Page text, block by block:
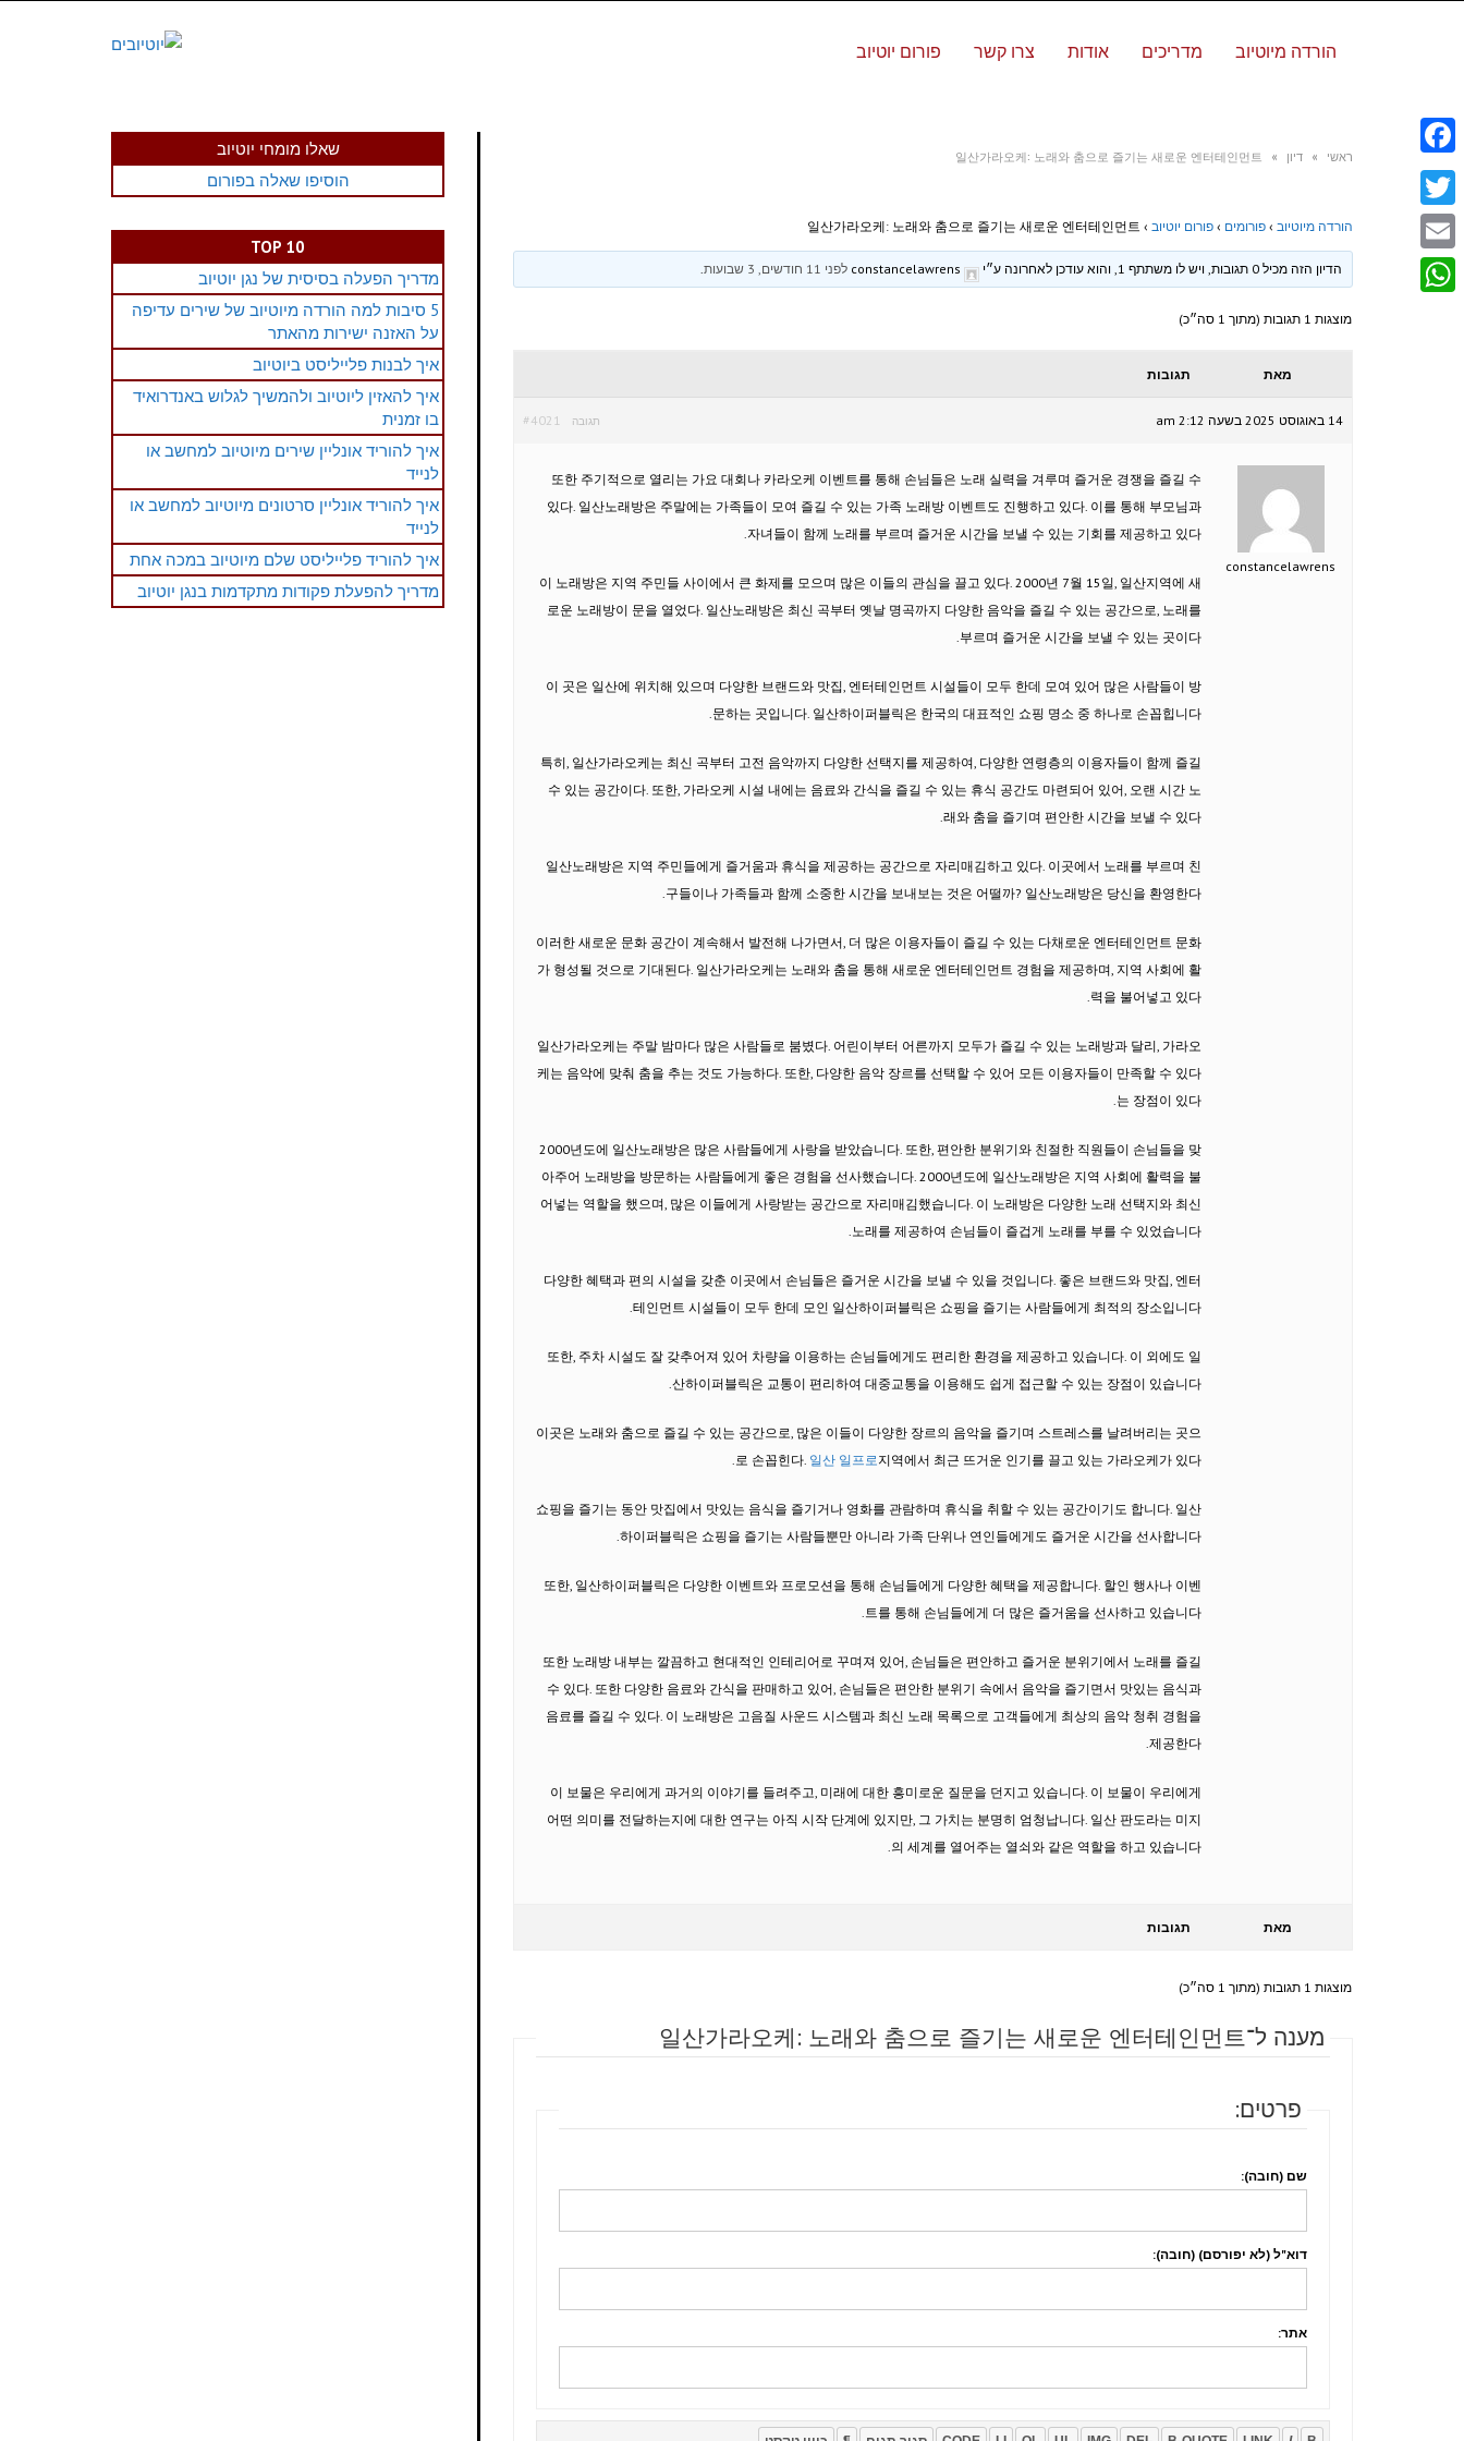
הורדה מיוטיוב מדריכים אודות צרו קשר פורום יוטיוב
ראשי » דיון »
일산가라오케: 노래와 춤으로 즐기는 새로운 엔터테인먼트
הורדה מיוטיוב › פורומים › פורום יוטיוב ›
일산가라오케: 노래와 춤으로 즐기는 새로운 엔터테인먼트
הדיון הזה מכיל 0 תגובות, ויש לו משתתף 1, והוא עודכן לאחרונה ע״י לפני 11 חודשים, 3 שבועות .
מוצגות 1 תגובות (מתוך 1 סה״כ)
מאת תגובות
14 באוגוסט 2025 בשעה 2:12 am #4021 תגובה
constancelawrens
또한 주기적으로 열리는 가요 대회나 카라오케 이벤트를 통해 손님들은 노래 실력을 겨루며 즐거운 경쟁을 즐길 수
있다. 일산노래방은 주말에는 가족들이 모여 즐길 수 있는 가족 노래방 이벤트도 진행하고 있다. 이를 통해 부모님과
자녀들이 함께 노래를 부르며 즐거운 시간을 보낼 수 있는 기회를 제공하고 있다.
이 노래방은 지역 주민들 사이에서 큰 화제를 모으며 많은 이들의 관심을 끌고 있다. 2000년 7월 15일, 일산지역에 새
로운 노래방이 문을 열었다. 일산노래방은 최신 곡부터 옛날 명곡까지 다양한 음악을 즐길 수 있는 공간으로, 노래를
부르며 즐거운 시간을 보낼 수 있는 곳이다.
이 곳은 일산에 위치해 있으며 다양한 브랜드와 맛집, 엔터테인먼트 시설들이 모두 한데 모여 있어 많은 사람들이 방
문하는 곳입니다. 일산하이퍼블릭은 한국의 대표적인 쇼핑 명소 중 하나로 손꼽힙니다.
특히, 일산가라오케는 최신 곡부터 고전 음악까지 다양한 선택지를 제공하여, 다양한 연령층의 이용자들이 함께 즐길
수 있는 공간이다. 또한, 가라오케 시설 내에는 음료와 간식을 즐길 수 있는 휴식 공간도 마련되어 있어, 오랜 시간 노
래와 춤을 즐기며 편안한 시간을 보낼 수 있다.
일산노래방은 지역 주민들에게 즐거움과 휴식을 제공하는 공간으로 자리매김하고 있다. 이곳에서 노래를 부르며 친
구들이나 가족들과 함께 소중한 시간을 보내보는 것은 어떨까? 일산노래방은 당신을 환영한다.
이러한 새로운 문화 공간이 계속해서 발전해 나가면서, 더 많은 이용자들이 즐길 수 있는 다채로운 엔터테인먼트 문화
가 형성될 것으로 기대된다. 일산가라오케는 노래와 춤을 통해 새로운 엔터테인먼트 경험을 제공하며, 지역 사회에 활
력을 불어넣고 있다.
일산가라오케는 주말 밤마다 많은 사람들로 붐볐다. 어린이부터 어른까지 모두가 즐길 수 있는 노래방과 달리, 가라오
케는 음악에 맞춰 춤을 추는 것도 가능하다. 또한, 다양한 음악 장르를 선택할 수 있어 모든 이용자들이 만족할 수 있다
는 장점이 있다.
2000년도에 일산노래방은 많은 사람들에게 사랑을 받았습니다. 또한, 편안한 분위기와 친절한 직원들이 손님들을 맞
아주어 노래방을 방문하는 사람들에게 좋은 경험을 선사했습니다. 2000년도에 일산노래방은 지역 사회에 활력을 불
어넣는 역할을 했으며, 많은 이들에게 사랑받는 공간으로 자리매김했습니다. 이 노래방은 다양한 노래 선택지와 최신
노래를 제공하여 손님들이 즐겁게 노래를 부를 수 있었습니다.
다양한 혜택과 편의 시설을 갖춘 이곳에서 손님들은 즐거운 시간을 보낼 수 있을 것입니다. 좋은 브랜드와 맛집, 엔터
테인먼트 시설들이 모두 한데 모인 일산하이퍼블릭은 쇼핑을 즐기는 사람들에게 최적의 장소입니다.
또한, 주차 시설도 잘 갖추어져 있어 차량을 이용하는 손님들에게도 편리한 환경을 제공하고 있습니다. 이 외에도 일
산하이퍼블릭은 교통이 편리하여 대중교통을 이용해도 쉽게 접근할 수 있는 장점이 있습니다.
이곳은 노래와 춤으로 즐길 수 있는 공간으로, 많은 이들이 다양한 장르의 음악을 즐기며 스트레스를 날려버리는 곳으
로 손꼽힌다. 일산 일프로지역에서 최근 뜨거운 인기를 끌고 있는 가라오케가 있다.
쇼핑을 즐기는 동안 맛집에서 맛있는 음식을 즐기거나 영화를 관람하며 휴식을 취할 수 있는 공간이기도 합니다. 일산
하이퍼블릭은 쇼핑을 즐기는 사람들뿐만 아니라 가족 단위나 연인들에게도 즐거운 시간을 선사합니다.
또한, 일산하이퍼블릭은 다양한 이벤트와 프로모션을 통해 손님들에게 다양한 혜택을 제공합니다. 할인 행사나 이벤
트를 통해 손님들에게 더 많은 즐거움을 선사하고 있습니다.
또한 노래방 내부는 깔끔하고 현대적인 인테리어로 꾸며져 있어, 손님들은 편안하고 즐거운 분위기에서 노래를 즐길
수 있다. 또한 다양한 음료와 간식을 판매하고 있어, 손님들은 편안한 분위기 속에서 음악을 즐기면서 맛있는 음식과
음료를 즐길 수 있다. 이 노래방은 고음질 사운드 시스템과 최신 노래 목록으로 고객들에게 최상의 음악 청취 경험을
제공한다.
이 보물은 우리에게 과거의 이야기를 들려주고, 미래에 대한 흥미로운 질문을 던지고 있습니다. 이 보물이 우리에게
어떤 의미를 전달하는지에 대한 연구는 아직 시작 단계에 있지만, 그 가치는 분명히 엄청납니다. 일산 판도라는 미지
의 세계를 열어주는 열쇠와 같은 역할을 하고 있습니다.
מאת תגובות
מוצגות 1 תגובות (מתוך 1 סה״כ)
מענה ל־일산가라오케: 노래와 춤으로 즐기는 새로운 엔터테인먼트
פרטים:
שם (חובה):
דוא"ל (לא יפורסם) (חובה):
אתר:
שאלו מומחי יוטיוב
הוסיפו שאלה בפורום
TOP 10
מדריך הפעלה בסיסית של נגן יוטיוב
5 סיבות למה הורדה מיוטיוב של שירים עדיפה
על האזנה ישירות מהאתר
איך לבנות פלייליסט ביוטיוב
איך להאזין ליוטיוב ולהמשיך לגלוש באנדרואיד
בו זמנית
איך להוריד אונליין שירים מיוטיוב למחשב או
לנייד
איך להוריד אונליין סרטונים מיוטיוב למחשב או
לנייד
איך להוריד פלייליסט שלם מיוטיוב במכה אחת
מדריך להפעלת פקודות מתקדמות בנגן יוטיוב
Facebook
Twitter
Email